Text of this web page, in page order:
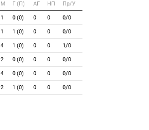
М Г (П) АГ НП Пр/У
1 0 (0) 0 0 0/0
1 1 (0) 0 0 0/0
4 1 (0) 0 0 1/0
2 0 (0) 0 0 0/0
4 0 (0) 0 0 0/0
2 1 (0) 0 0 0/0